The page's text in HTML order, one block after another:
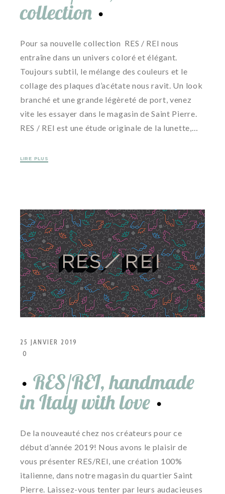
collection
Pour sa nouvelle collection RES / REI nous
entraîne dans un univers coloré et élégant.
Toujours subtil, le mélange des couleurs et le
collage des plaques d’acétate nous ravit. Un look
branché et une grande légèreté de port, venez
vite les essayer dans le magasin de Saint Pierre.
RES / REI est une étude originale de la lunette,…
LIRE PLUS
25 JANVIER 2019
0
RES/REI, handmade
in Italy with love
De la nouveauté chez nos créateurs pour ce
début d’année 2019! Nous avons le plaisir de
vous présenter RES/REI, une création 100%
italienne, dans notre magasin du quartier Saint
Pierre. Laissez-vous tenter par leurs audacieuses